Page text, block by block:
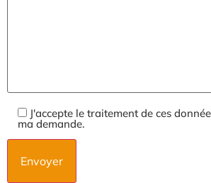
J'accepte le traitement de ces
ma demande.